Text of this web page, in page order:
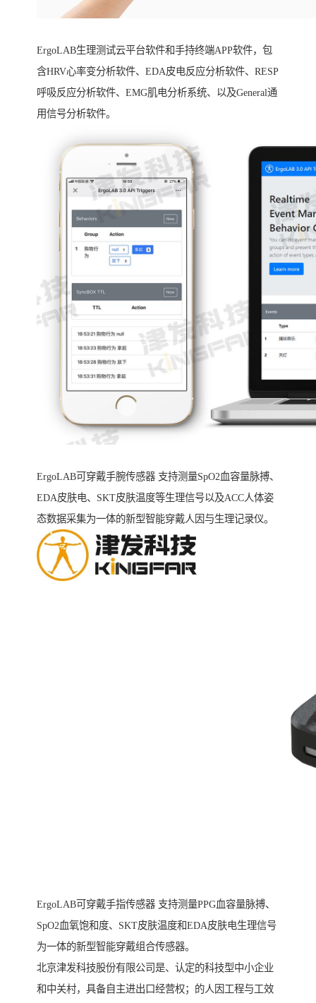
ErgoLAB生理测试云平台软件和手持终端APP软件，包
含HRV心率变分析软件、EDA皮电反应分析软件、RESP
呼吸反应分析软件、EMG肌电分析系统、以及General通
用信号分析软件。
ErgoLAB可穿戴手腕传感器 支持测量SpO2血容量脉搏、
EDA皮肤电、SKT皮肤温度等生理信号以及ACC人体姿
态数据采集为一体的新型智能穿戴人因与生理记录仪。
ErgoLAB可穿戴手指传感器 支持测量PPG血容量脉搏、
SpO2血氧饱和度、SKT皮肤温度和EDA皮肤电生理信号
为一体的新型智能穿戴组合传感器。
北京津发科技股份有限公司是、认定的科技型中小企业
和中关村，具备自主进出口经营权；的人因工程与工效